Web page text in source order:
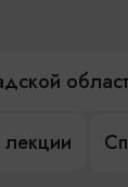
лекции